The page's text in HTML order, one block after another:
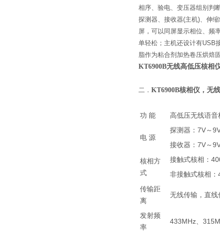
相序、验电、变压器组别判
探测器、接收器(主机)、伸
屏，可以同屏显示相位、频
单轻松；主机还设计有USB
脂作为粘合剂加热卷压烘焙
KT6900B无线高低压核相
二． KT6900B核相仪，无
功 能 高低压无线语
电 源
探测器：7V～
接收器：7V～
核相方
式
接触式核相：
非接触式核相
传输距
离
无线传输，直
发射频
率
433MHz、